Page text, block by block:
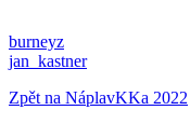
burneyz
jan_kastner
Zpět na NáplavKKa 2022